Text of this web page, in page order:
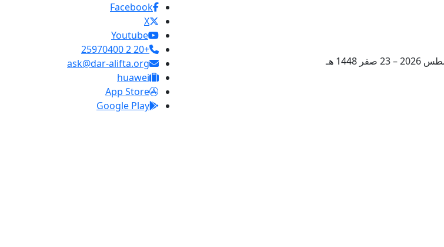
Facebook
X
Youtube
+20 2 25970400
ask@dar-alifta.org
huawei
App Store
Google Play